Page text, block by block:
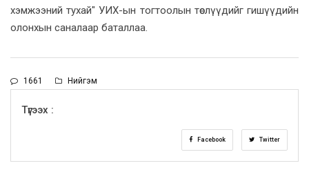
хэмжээний тухай" УИХ-ын тогтоолын төслүүдийг гишүүдийн
олонхын саналаар баталлаа.
1661 Нийгэм
Түгээх :
Facebook Twitter